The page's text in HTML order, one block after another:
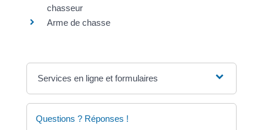
chasseur
Arme de chasse
Services en ligne et formulaires
Questions ? Réponses !